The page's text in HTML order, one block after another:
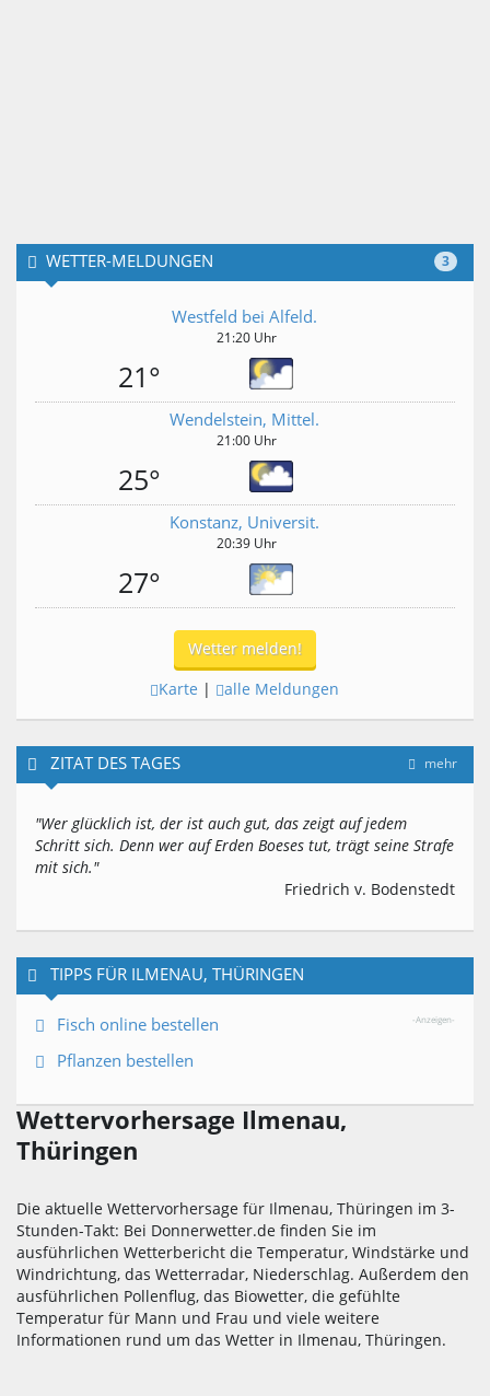
3
WETTER-MELDUNGEN
Westfeld bei Alfeld.
21:20 Uhr
21°
Wendelstein, Mittel.
21:00 Uhr
25°
Konstanz, Universit.
20:39 Uhr
27°
Wetter melden!
Karte | alle Meldungen
mehr
ZITAT DES TAGES
"Wer glücklich ist, der ist auch gut, das zeigt auf jedem
Schritt sich. Denn wer auf Erden Boeses tut, trägt seine Strafe
mit sich."
Friedrich v. Bodenstedt
TIPPS FÜR ILMENAU, THÜRINGEN
-Anzeigen-
Fisch online bestellen
Pflanzen bestellen
Wettervorhersage Ilmenau,
Thüringen
Die aktuelle Wettervorhersage für Ilmenau, Thüringen im 3-
Stunden-Takt: Bei Donnerwetter.de finden Sie im
ausführlichen Wetterbericht die Temperatur, Windstärke und
Windrichtung, das Wetterradar, Niederschlag. Außerdem den
ausführlichen Pollenflug, das Biowetter, die gefühlte
Temperatur für Mann und Frau und viele weitere
Informationen rund um das Wetter in Ilmenau, Thüringen.